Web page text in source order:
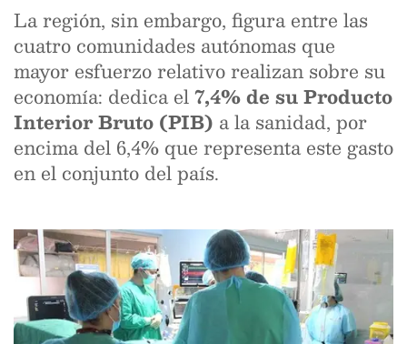
La región, sin embargo, figura entre las
cuatro comunidades autónomas que
mayor esfuerzo relativo realizan sobre su
economía: dedica el7,4% de su Producto
Interior Bruto (PIB) a la sanidad, por
encima del 6,4% que representa este gasto
en el conjunto del país.